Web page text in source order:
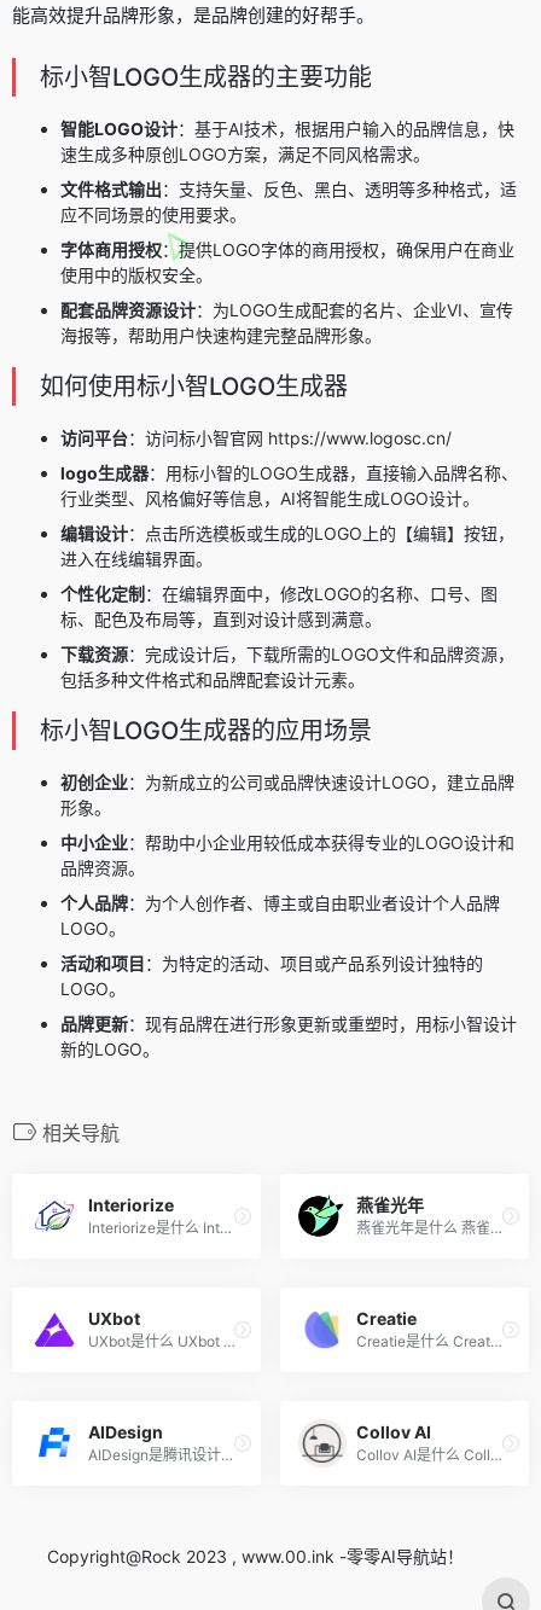
能高效提升品牌形象，是品牌创建的好帮手。
标小智LOGO生成器的主要功能
智能LOGO设计：基于AI技术，根据用户输入的品牌信息，快
速生成多种原创LOGO方案，满足不同风格需求。
文件格式输出：支持矢量、反色、黑白、透明等多种格式，适
应不同场景的使用要求。
字体商用授权：提供LOGO字体的商用授权，确保用户在商业
使用中的版权安全。
配套品牌资源设计：为LOGO生成配套的名片、企业VI、宣传
海报等，帮助用户快速构建完整品牌形象。
如何使用标小智LOGO生成器
访问平台：访问标小智官网 https://www.logosc.cn/
logo生成器：用标小智的LOGO生成器，直接输入品牌名称、
行业类型、风格偏好等信息，AI将智能生成LOGO设计。
编辑设计：点击所选模板或生成的LOGO上的【编辑】按钮，
进入在线编辑界面。
个性化定制 ：在编辑界面中，修改LOGO的名称、口号、图
标、配色及布局等，直到对设计感到满意。
下载资源：完成设计后，下载所需的LOGO文件和品牌资源，
包括多种文件格式和品牌配套设计元素。
标小智LOGO生成器的应用场景
初创企业：为新成立的公司或品牌快速设计LOGO，建立品牌
形象。
中小企业：帮助中小企业用较低成本获得专业的LOGO设计和
品牌资源。
个人品牌：为个人创作者、博主或自由职业者设计个人品牌
LOGO。
活动和项目：为特定的活动、项目或产品系列设计独特的
LOGO。
品牌更新：现有品牌在进行形象更新或重塑时，用标小智设计
新的LOGO。
相关导航
Interiorize
Interiorize是什么 Interiori...
燕雀光年
燕雀光年是什么 燕雀光年是在...
UXbot
UXbot是什么 UXbot 是 AI 产...
Creatie
Creatie是什么 Creatie是一款...
AIDesign
AIDesign是腾讯设计云推出的A...
Collov AI
Collov AI是什么 Collov AI是...
Copyright@Rock 2023 , www.00.ink -零零AI导航站！